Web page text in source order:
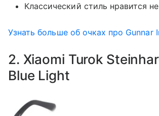
Классический стиль нравится
Узнать больше об очках про Gunnar
2. Xiaomi Turok
Blue Light